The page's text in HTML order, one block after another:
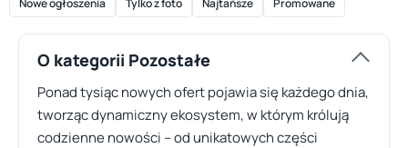
Nowe ogłoszenia Tylko z foto Najtańsze Promowane
O kategorii Pozostałe
Ponad tysiąc nowych ofert pojawia się każdego dnia,
tworząc dynamiczny ekosystem, w którym królują
codzienne nowości – od unikatowych części